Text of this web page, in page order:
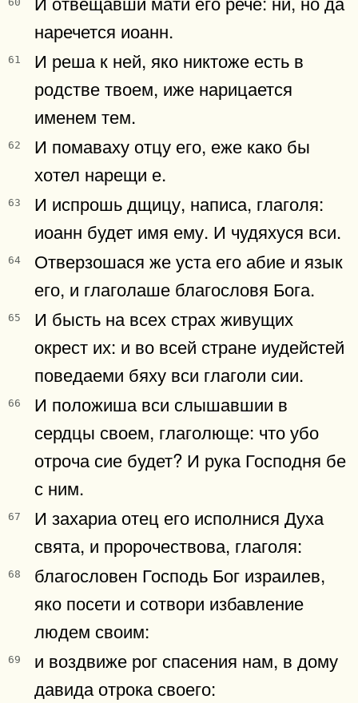
наречется иоанн.
61
И реша к ней, яко никтоже есть в
родстве твоем, иже нарицается
именем тем.
62
И помаваху отцу его, еже како бы
хотел нарещи е.
63
И испрошь дщицу, написа, глаголя:
иоанн будет имя ему. И чудяхуся вси.
64
Отверзошася же уста его абие и язык
его, и глаголаше благословя Бога.
65
И бысть на всех страх живущих
окрест их: и во всей стране иудейстей
поведаеми бяху вси глаголи сии.
66
И положиша вси слышавшии в
сердцы своем, глаголюще: что убо
отроча сие будет? И рука Господня бе
с ним.
67
И захариа отец его исполнися Духа
свята, и пророчествова, глаголя:
68
благословен Господь Бог израилев,
яко посети и сотвори избавление
людем своим:
69
и воздвиже рог спасения нам, в дому
давида отрока своего: